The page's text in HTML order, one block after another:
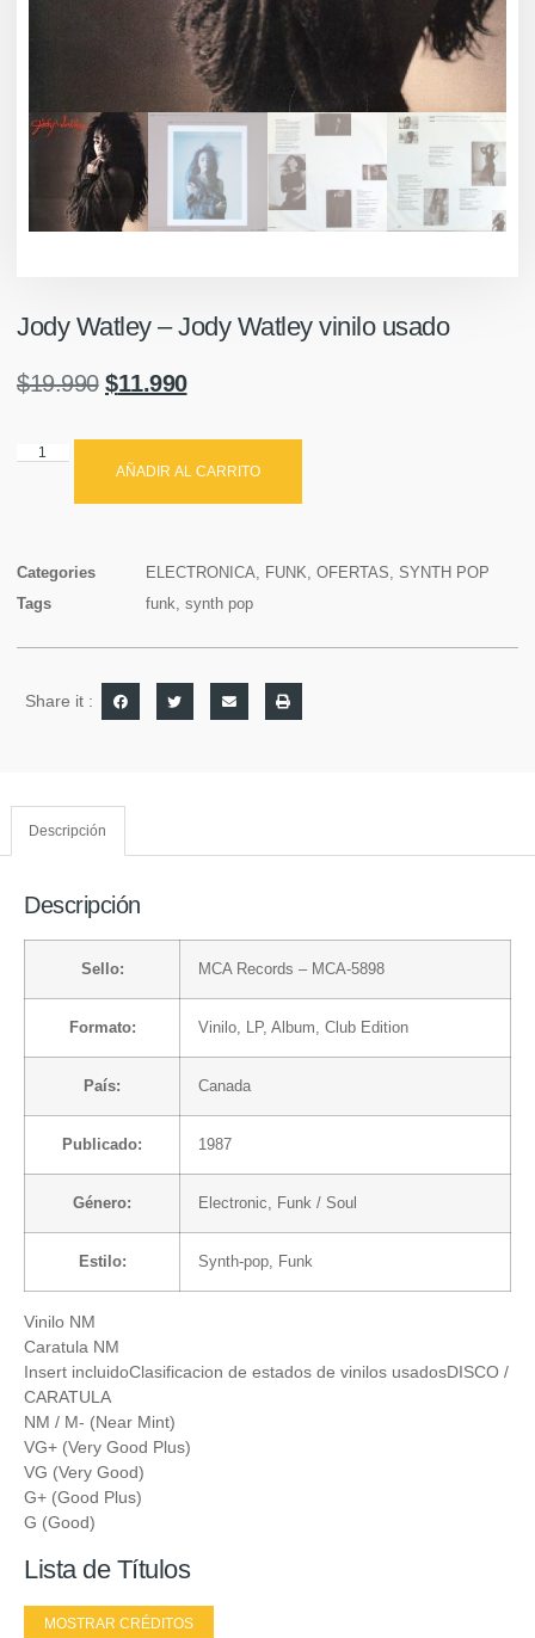
Jody Watley – Jody Watley vinilo usado
$19.990 $11.990
AÑADIR AL CARRITO
Categories ELECTRONICA, FUNK, OFERTAS, SYNTH POP
Tags
funk, synth pop
Share it :
Descripción
Descripción
Sello: MCA Records – MCA-5898
Formato: Vinilo, LP, Album, Club Edition
País: Canada
Publicado: 1987
Género: Electronic, Funk / Soul
Estilo: Synth-pop, Funk
Vinilo NM
Caratula NM
Insert incluidoClasificacion de estados de vinilos usadosDISCO /
CARATULA
NM / M- (Near Mint)
VG+ (Very Good Plus)
VG (Very Good)
G+ (Good Plus)
G (Good)
Lista de Títulos
MOSTRAR CRÉDITOS